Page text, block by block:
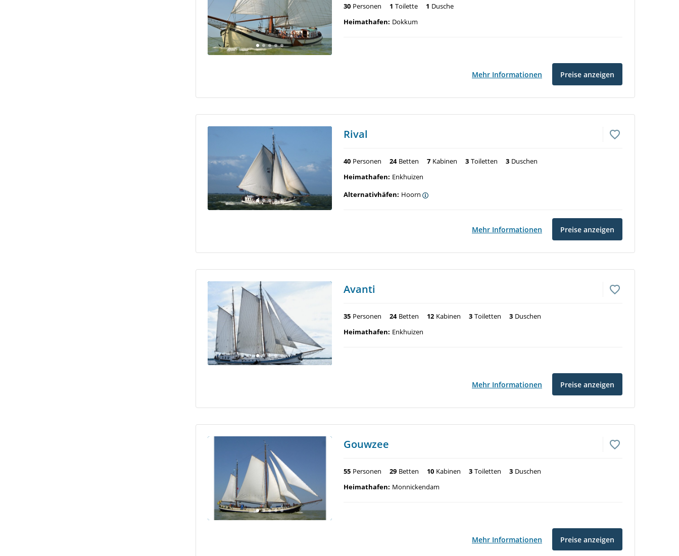
30 Personen 1 Toilette 1 Dusche
Heimathafen: Dokkum
Mehr Informationen Preise anzeigen
Rival
40 Personen 24 Betten 7 Kabinen 3 Toiletten 3 Duschen
Heimathafen: Enkhuizen
Alternativhäfen: Hoorn
Mehr Informationen Preise anzeigen
Avanti
35 Personen 24 Betten 12 Kabinen 3 Toiletten 3 Duschen
Heimathafen: Enkhuizen
Mehr Informationen Preise anzeigen
Gouwzee
55 Personen 29 Betten 10 Kabinen 3 Toiletten 3 Duschen
Heimathafen: Monnickendam
Mehr Informationen Preise anzeigen